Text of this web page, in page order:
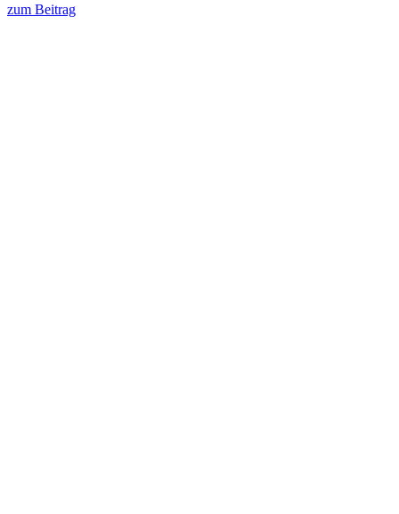
zum Beitrag